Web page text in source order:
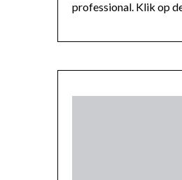
professional. Klik op